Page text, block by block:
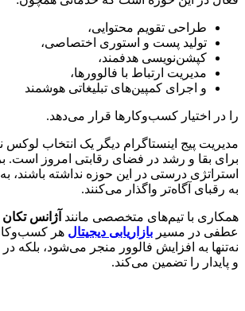
طراحی تقویم محتوایی،
تولید پست و استوری اختصاصی،
کپشن‌نویسی هدفمند،
مدیریت ارتباط با فالوورها،
و اجرای کمپین‌های تبلیغاتی هوشمند
را در اختیار کسب‌وکارها قرار می‌دهد.
مدیریت پیج اینستاگرام دیگر یک انتخاب
برای بقا و رشد در فضای رقابتی امروز است.
استراتژی درستی در این حوزه نداشته باشند،
به رقبای آگاه‌تر واگذار می‌کنند.
همکاری با تیم‌های متخصصی مانند آژانس تکان
عطفی در مسیر بازاریابی دیجیتال هر
نه‌تنها به افزایش فالوور منجر می‌شود، بلکه
و پایدار را تضمین می‌کند.